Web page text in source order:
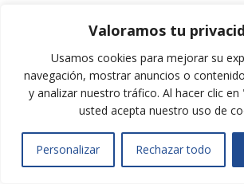
Valoramos tu
Usamos cookies para mejorar su
navegación, mostrar anuncios o
y analizar nuestro tráfico. Al hacer clic
usted acepta nuestro uso de
Personalizar Rechazar todo
© 2026 . Created for free using